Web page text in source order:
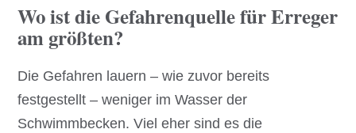
Wo ist die Gefahrenquelle für Erreger
am größten?
Die Gefahren lauern – wie zuvor bereits
festgestellt – weniger im Wasser der
Schwimmbecken. Viel eher sind es die